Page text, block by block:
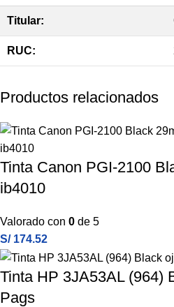
Titular:
RUC:
Productos relacionados
Tinta Canon PGI-2100
ib4010
Valorado con 0 de 5
S/174.52
Tinta HP 3JA53AL (964)
Pags